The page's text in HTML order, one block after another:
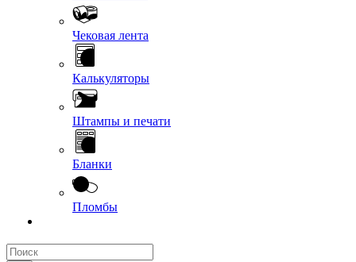
Чековая лента
Калькуляторы
Штампы и печати
Бланки
Пломбы